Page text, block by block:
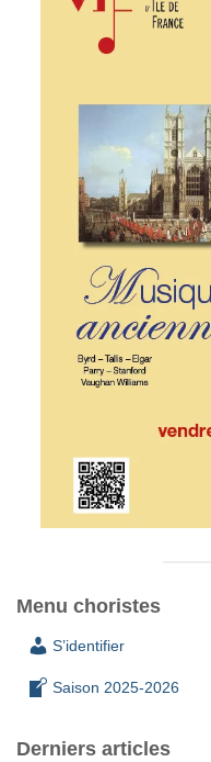
Menu choristes
S’identifier
Saison 2025-2026
Derniers articles